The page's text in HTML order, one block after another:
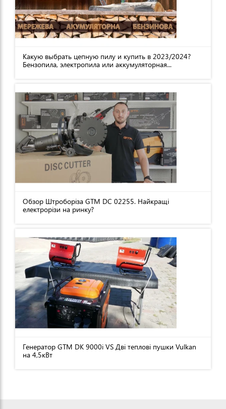
Какую выбрать цепную пилу и купить в 2023/2024?
Бензопила, электропила или аккумуляторная...
Обзор Штроборіза GTM DC 02255. Найкращі
електрорізи на ринку?
Генератор GTM DK 9000i VS Дві теплові пушки Vulkan
на 4,5кВт